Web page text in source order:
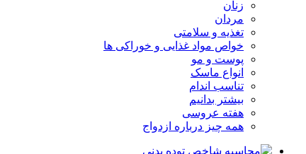
زنان
مردان
تغذیه و سلامتی
خواص مواد غذایی و خوراکی ها
پوست و مو
انواع ماسک
تناسب اندام
بیشتر بدانیم
هفته عروسی
همه چیز درباره ازدواج